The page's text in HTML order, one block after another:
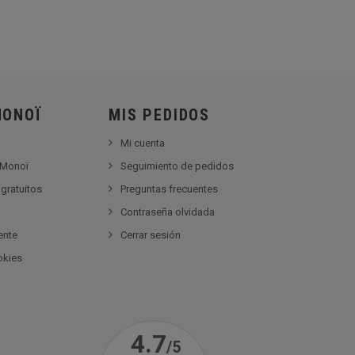
MIS PEDIDOS
Mi cuenta
Seguimiento de pedidos
Preguntas frecuentes
Contraseña olvidada
Cerrar sesión